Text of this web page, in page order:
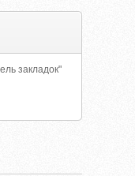
закладок"